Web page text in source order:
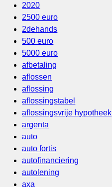
2020
2500 euro
2dehands
500 euro
5000 euro
afbetaling
aflossen
aflossing
aflossingstabel
aflossingsvrije hypotheek
argenta
auto
auto fortis
autofinanciering
autolening
axa